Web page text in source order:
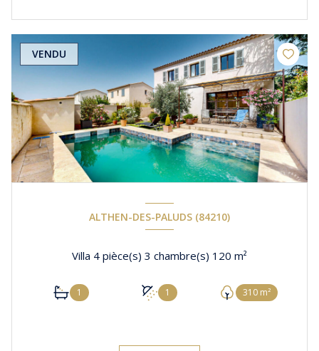
VENDU
ALTHEN-DES-PALUDS (84210)
Villa 4 pièce(s) 3 chambre(s) 120 m²
1 1 310 m²